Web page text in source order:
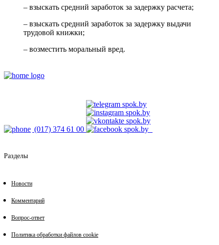
– взыскать средний заработок за задержку расчета;
– взыскать средний заработок за задержку выдачи
трудовой книжки;
– возместить моральный вред.
(017) 374 61 00
Разделы
Новости
Комментарий
Вопрос-ответ
Политика обработки файлов cookie